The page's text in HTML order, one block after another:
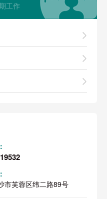
工作
市芙蓉区纬二路89号